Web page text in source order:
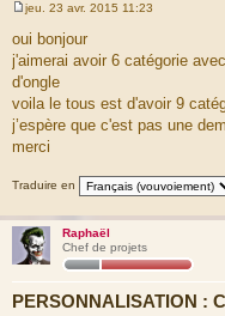
M
e
s
s
a
g
e
jeu. 23 avr. 2015 11:23
oui bonjour
j'aimerai avoir 6 catégorie
d'ongle
voila le tous est d'avoir 9
j’espère que c'est pas une
merci
Traduire en
Raphaël
Chef de projets
PERSONNALISATION :